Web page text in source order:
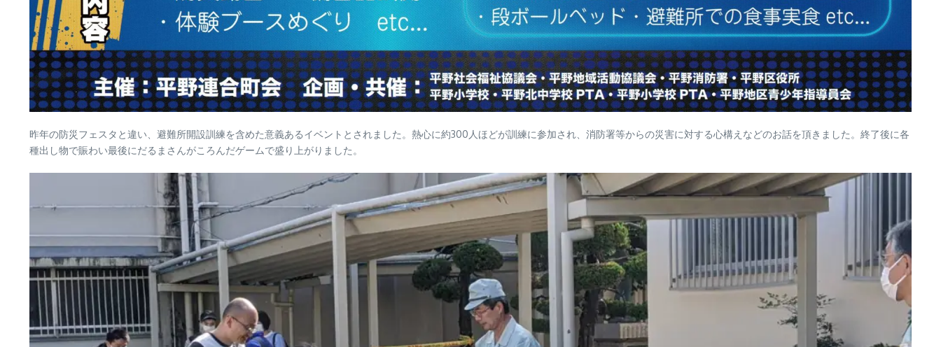
昨年の防災フェスタと違い、避難所開設訓練を含めた意義あるイベントとされました。熱心に約300人ほどが訓練に参加され、消防署等からの災害に対する心構えなどのお話を頂きました。終了後に各
種出し物で賑わい最後にだるまさんがころんだゲームで盛り上がりました。